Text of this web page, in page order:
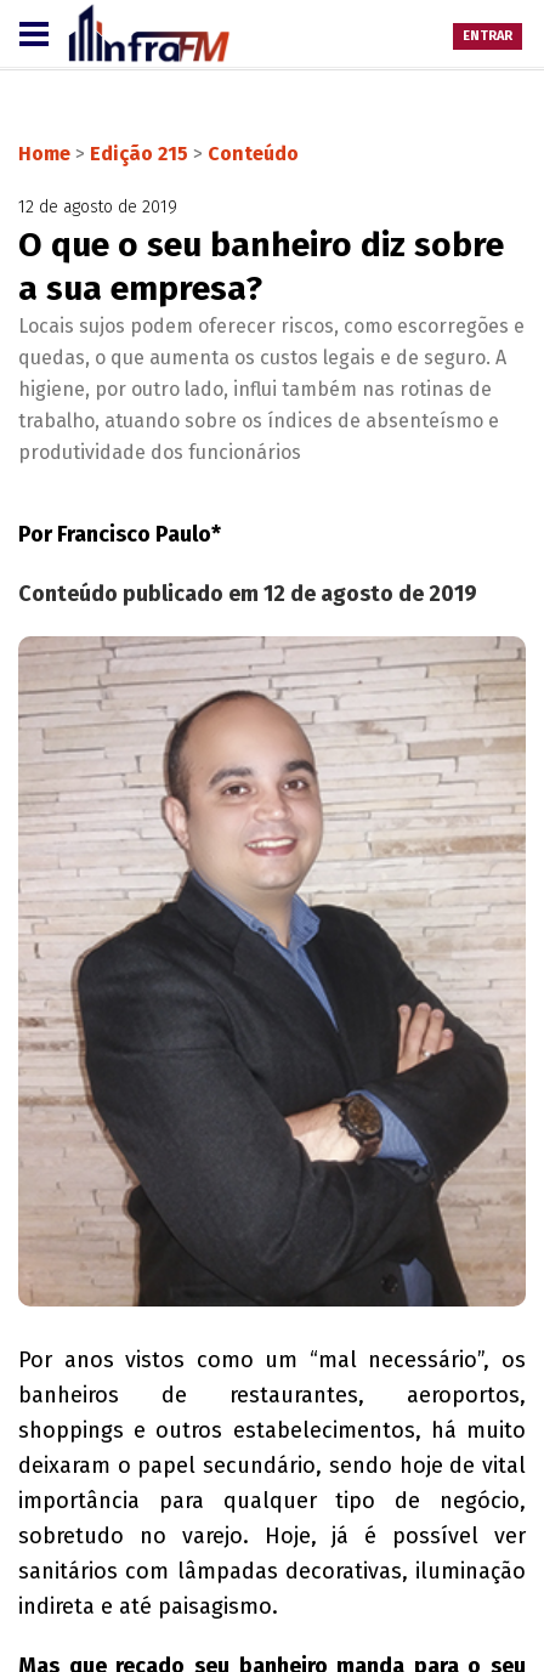
ENTRAR
Home > Edição 215 > Conteúdo
12 de agosto de 2019
O que o seu banheiro diz sobre
a sua empresa?
Locais sujos podem oferecer riscos, como escorregões e
quedas, o que aumenta os custos legais e de seguro. A
higiene, por outro lado, influi também nas rotinas de
trabalho, atuando sobre os índices de absenteísmo e
produtividade dos funcionários
Por Francisco Paulo*
Conteúdo publicado em 12 de agosto de 2019
Por anos vistos como um “mal necessário”, os
banheiros de restaurantes, aeroportos,
shoppings e outros estabelecimentos, há muito
deixaram o papel secundário, sendo hoje de vital
importância para qualquer tipo de negócio,
sobretudo no varejo. Hoje, já é possível ver
sanitários com lâmpadas decorativas, iluminação
indireta e até paisagismo.
Mas que recado seu banheiro manda para o seu